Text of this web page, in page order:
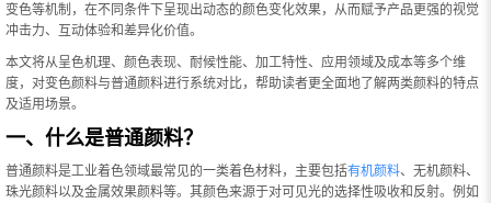
变色等机制，在不同条件下呈现出动态的颜色变化效果，从而赋予产品更强的视觉
冲击力、互动体验和差异化价值。
本文将从呈色机理、颜色表现、耐候性能、加工特性、应用领域及成本等多个维
度，对变色颜料与普通颜料进行系统对比，帮助读者更全面地了解两类颜料的特点
及适用场景。
一、什么是普通颜料？
普通颜料是工业着色领域最常见的一类着色材料，主要包括有机颜料、无机颜料、
珠光颜料以及金属效果颜料等。其颜色来源于对可见光的选择性吸收和反射。例如